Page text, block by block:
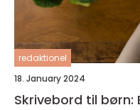
redaktionel
18. January 2024
Skrivebord til